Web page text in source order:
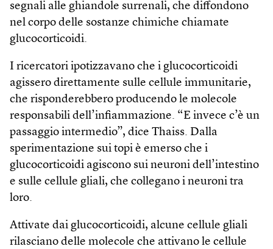
segnali alle ghiandole surrenali, che diffondono
nel corpo delle sostanze chimiche chiamate
glucocorticoidi.
I ricercatori ipotizzavano che i glucocorticoidi
agissero direttamente sulle cellule immunitarie,
che risponderebbero producendo le molecole
responsabili dell’infiammazione. “E invece c’è un
passaggio intermedio”, dice Thaiss. Dalla
sperimentazione sui topi è emerso che i
glucocorticoidi agiscono sui neuroni dell’intestino
e sulle cellule gliali, che collegano i neuroni tra
loro.
Attivate dai glucocorticoidi, alcune cellule gliali
rilasciano delle molecole che attivano le cellule